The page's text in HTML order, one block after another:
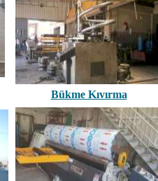
Bükme Kıvırma